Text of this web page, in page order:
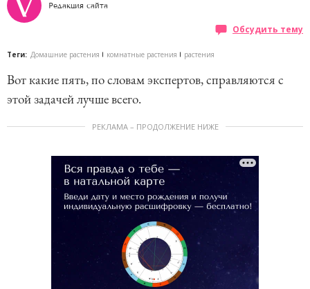
Редакция сайта
Обсудить тему
Теги: Домашние растения комнатные растения растения
Вот какие пять, по словам экспертов, справляются с
этой задачей лучше всего.
РЕКЛАМА – ПРОДОЛЖЕНИЕ НИЖЕ